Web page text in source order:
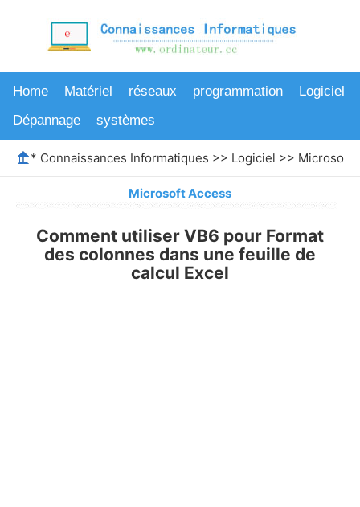
Home Matériel réseaux programmation
Logiciel
Dépannage
systèmes
* Connaissances Informatiques >> Logiciel >> Microsoft
Microsoft Access
Comment utiliser VB6 pour Format
des colonnes dans une feuille de
calcul Excel